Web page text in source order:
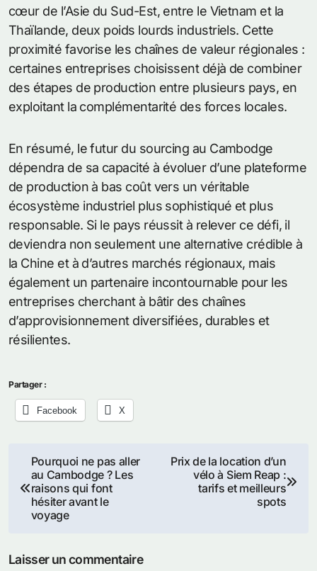
cœur de l’Asie du Sud-Est, entre le Vietnam et la
Thaïlande, deux poids lourds industriels. Cette
proximité favorise les chaînes de valeur régionales :
certaines entreprises choisissent déjà de combiner
des étapes de production entre plusieurs pays, en
exploitant la complémentarité des forces locales.
En résumé, le futur du sourcing au Cambodge
dépendra de sa capacité à évoluer d’une plateforme
de production à bas coût vers un véritable
écosystème industriel plus sophistiqué et plus
responsable. Si le pays réussit à relever ce défi, il
deviendra non seulement une alternative crédible à
la Chine et à d’autres marchés régionaux, mais
également un partenaire incontournable pour les
entreprises cherchant à bâtir des chaînes
d’approvisionnement diversifiées, durables et
résilientes.
Partager :
Facebook X
Navigation
de
l’article
Pourquoi ne pas aller
au Cambodge ? Les
raisons qui font
hésiter avant le
voyage
Prix de la location d’un
vélo à Siem Reap :
tarifs et meilleurs
spots
Laisser un commentaire